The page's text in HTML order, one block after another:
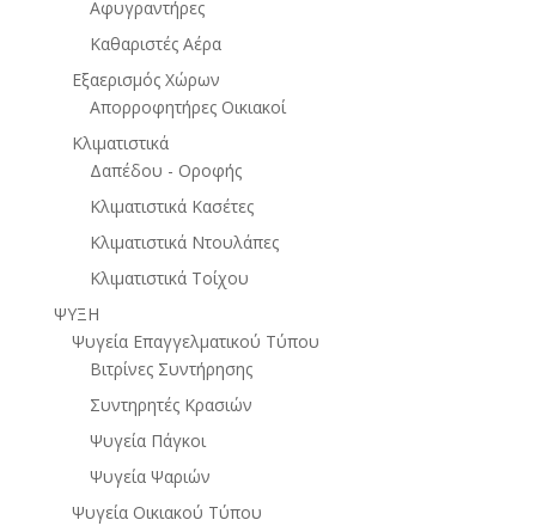
Αφυγραντήρες
Καθαριστές Αέρα
Εξαερισμός Χώρων
Απορροφητήρες Οικιακοί
Κλιματιστικά
Δαπέδου - Οροφής
Κλιματιστικά Κασέτες
Κλιματιστικά Ντουλάπες
Κλιματιστικά Τοίχου
ΨΥΞΗ
Ψυγεία Επαγγελματικού Τύπου
Βιτρίνες Συντήρησης
Συντηρητές Κρασιών
Ψυγεία Πάγκοι
Ψυγεία Ψαριών
Ψυγεία Οικιακού Τύπου